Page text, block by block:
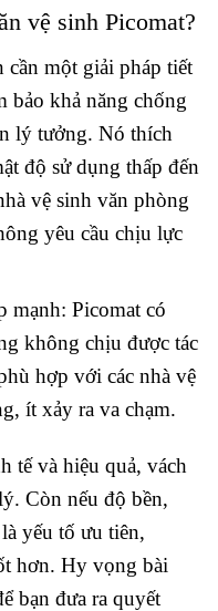
vệ sinh Picomat?
cần một giải pháp tiết
bảo khả năng chống
lý tưởng. Nó thích
độ sử dụng thấp đến
vệ sinh văn phòng
yêu cầu chịu lực
mạnh: Picomat có
không chịu được tác
hợp với các nhà vệ
ít xảy ra va chạm.
tế và hiệu quả, vách
Còn nếu độ bền,
yếu tố ưu tiên,
hơn. Hy vọng bài
bạn đưa ra quyết